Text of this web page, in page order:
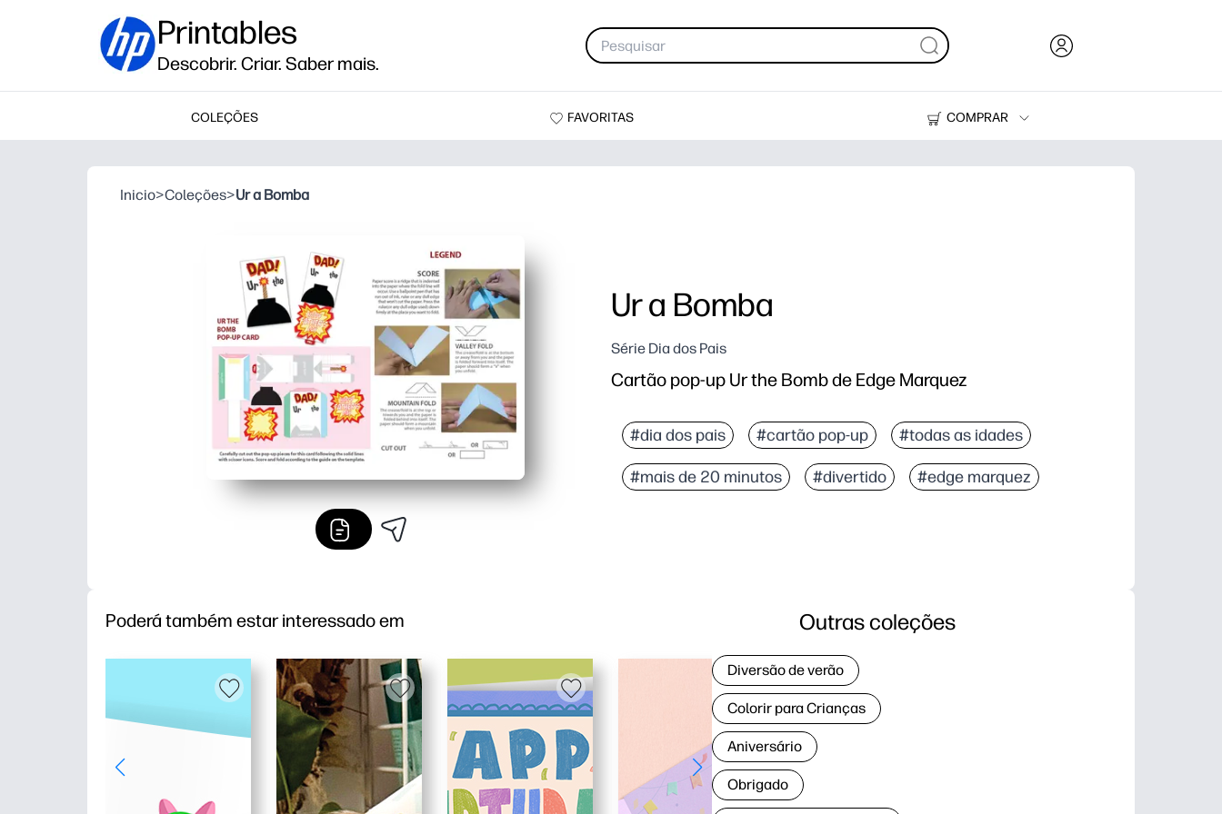
Printables
Descobrir. Criar. Saber mais.
COLEÇÕES FAVORITAS
COMPRAR
Tinteiros e Toner
Inicio>Coleções>Ur a Bomba
Ur a Bomba
Série Dia dos Pais
Cartão pop-up Ur the Bomb de Edge Marquez
#dia dos pais #cartão pop-up #todas as idades
#mais de 20 minutos #divertido #edge marquez
Poderá também estar interessado em Outras coleções
Diversão de verão
Colorir para Crianças
Aniversário
Obrigado